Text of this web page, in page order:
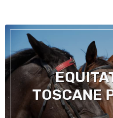
TOSCANE